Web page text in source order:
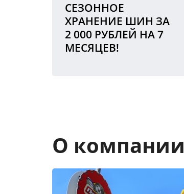
СЕЗОННОЕ
ХРАНЕНИЕ ШИН ЗА
2 000 РУБЛЕЙ НА 7
МЕСЯЦЕВ!
О компании